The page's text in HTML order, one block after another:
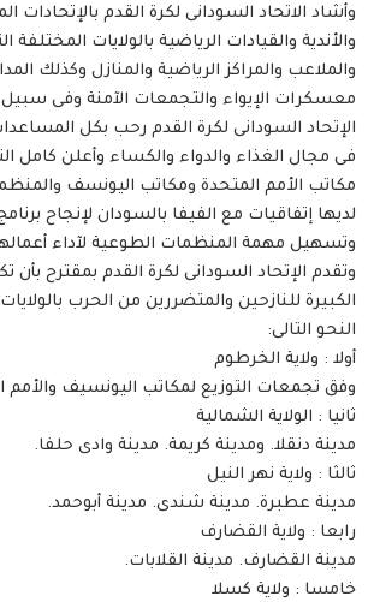
وأشاد الاتحاد السودانى لكرة القدم بالإتحادات
والأندية والقيادات الرياضية بالولايات المختلفة
والملاعب والمراكز الرياضية والمنازل وكذلك
معسكرات الإيواء والتجمعات الآمنة وفى
الإتحاد السودانى لكرة القدم رحب بكل
فى مجال الغذاء والدواء والكساء وأعلن كامل
مكاتب الأمم المتحدة ومكاتب اليونسف
لديها إتفاقيات مع الفيفا بالسودان لإنجاح
وتسهيل مهمة المنظمات الطوعية لآداء
وتقدم الإتحاد السودانى لكرة القدم بمقترح بأن
الكبيرة للنازحين والمتضررين من الحرب
النحو التالى:
أولا : ولاية الخرطوم
وفق تجمعات التوزيع لمكاتب اليونسيف والأمم
ثانيا : الولاية الشمالية
مدينة دنقلا. ومدينة كريمة. مدينة وادى حلفا.
ثالثا : ولاية نهر النيل
مدينة عطبرة. مدينة شندى. مدينة أبوحمد.
رابعا : ولاية القضارف
مدينة القضارف. مدينة القلابات.
خامسا : ولاية كسلا